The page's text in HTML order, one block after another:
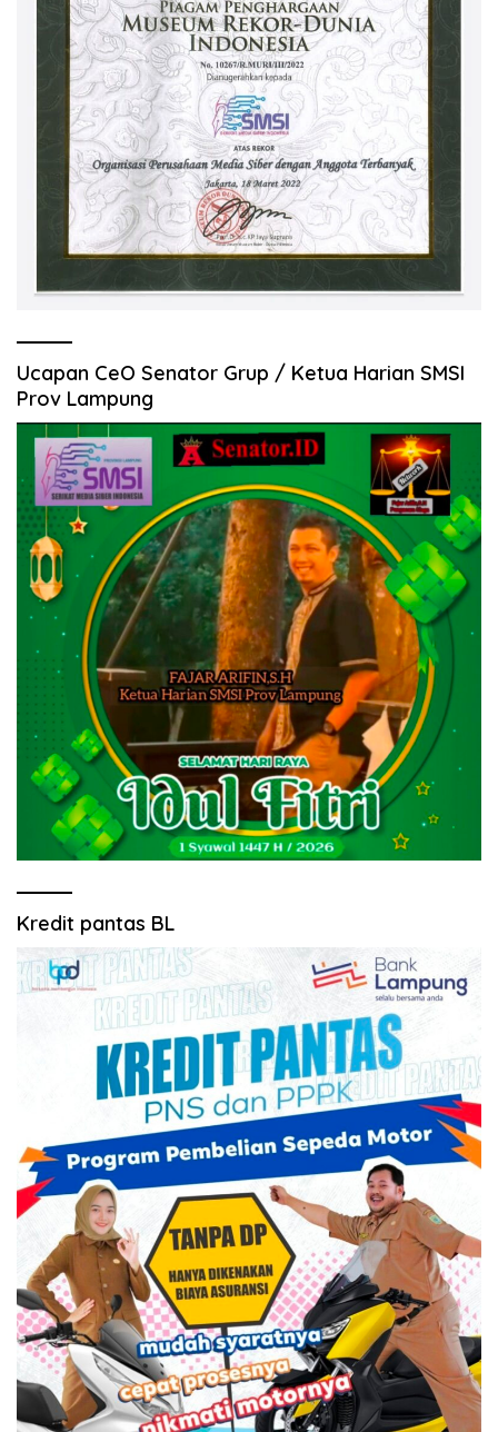
Ucapan CeO Senator Grup / Ketua Harian SMSI
Prov Lampung
Kredit pantas BL